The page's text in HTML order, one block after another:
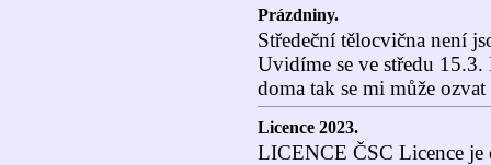
Prázdniny.
Středeční tělocvična není
Uvidíme se ve středu
doma tak se mi může
Licence 2023.
LICENCE ČSC Licence